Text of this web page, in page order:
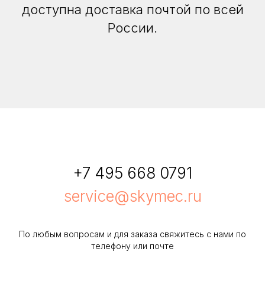
доступна доставка почтой по всей
России.
+7 495 668 0791
service@skymec.ru
По любым вопросам и для заказа свяжитесь с нами по
телефону или почте